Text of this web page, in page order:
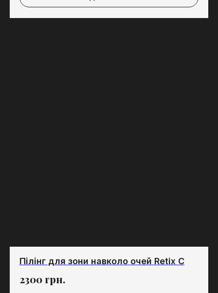
Пілінг для зони навколо очей Retix C
2300 грн.